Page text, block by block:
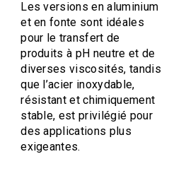
Les versions en aluminium
et en fonte sont idéales
pour le transfert de
produits à pH neutre et de
diverses viscosités, tandis
que l’acier inoxydable,
résistant et chimiquement
stable, est privilégié pour
des applications plus
exigeantes.